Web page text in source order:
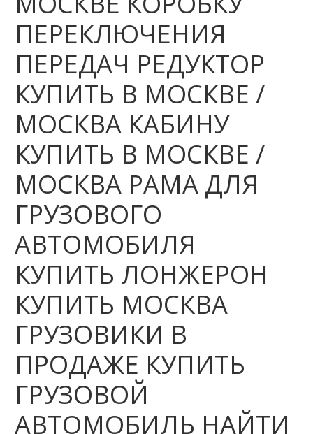
ПЕРЕКЛЮЧЕНИЯ
ПЕРЕДАЧ РЕДУКТОР
КУПИТЬ В МОСКВЕ /
МОСКВА КАБИНУ
КУПИТЬ В МОСКВЕ /
МОСКВА РАМА ДЛЯ
ГРУЗОВОГО
АВТОМОБИЛЯ
КУПИТЬ ЛОНЖЕРОН
КУПИТЬ МОСКВА
ГРУЗОВИКИ В
ПРОДАЖЕ КУПИТЬ
ГРУЗОВОЙ
АВТОМОБИЛЬ НАЙТИ